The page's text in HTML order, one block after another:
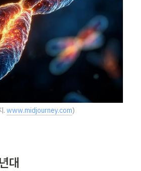
. www.midjourney.com)
대